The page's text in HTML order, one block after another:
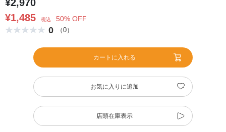
¥2,970
¥1,485
税込 50% OFF
0 （0）
カートに入れる
お気に入りに追加
店頭在庫表示